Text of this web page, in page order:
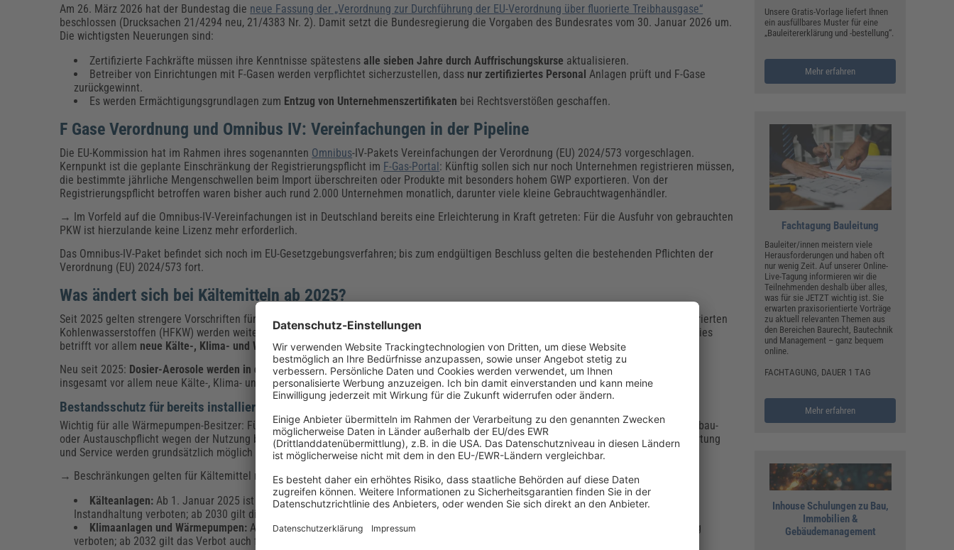
Am 26. März 2026 hat der Bundestag die neue Fassung der „Verordnung zur Durchführung der EU-Verordnung über fluorierte Treibhausgase“
beschlossen (Drucksachen 21/4294 neu, 21/4383 Nr. 2). Damit setzt die Bundesregierung die Vorgaben des Bundesrates vom 30. Januar 2026 um.
Die wichtigsten Neuerungen sind:
Zertifizierte Fachkräfte müssen ihre Kenntnisse spätestensalle sieben Jahre durch Auffrischungskurse aktualisieren.
Betreiber von Einrichtungen mit F-Gasen werden verpflichtet sicherzustellen, dass nur zertifiziertes Personal Anlagen prüft und F-Gase
zurückgewinnt.
Es werden Ermächtigungsgrundlagen zum Entzug von Unternehmenszertifikaten bei Rechtsverstößen geschaffen.
F Gase Verordnung und Omnibus IV: Vereinfachungen in der Pipeline
Die EU-Kommission hat im Rahmen ihres sogenannten Omnibus-IV-Pakets Vereinfachungen der Verordnung (EU) 2024/573 vorgeschlagen.
Kernpunkt ist die geplante Einschränkung der Registrierungspflicht im F-Gas-Portal : Künftig sollen sich nur noch Unternehmen registrieren müssen,
die bestimmte jährliche Mengenschwellen beim Import überschreiten oder Produkte mit besonders hohem GWP exportieren. Von der
Registrierungspflicht betroffen waren bisher auch rund 2.000 Unternehmen monatlich, darunter viele kleine Gebrauchtwagenhändler.
→ Im Vorfeld auf die Omnibus-IV-Vereinfachungen ist in Deutschland bereits eine Erleichterung in Kraft getreten: Für die Ausfuhr von gebrauchten
PKW ist hierzulande keine Lizenz mehr erforderlich.
Das Omnibus-IV-Paket befindet sich noch im EU-Gesetzgebungsverfahren; bis zum endgültigen Beschluss gelten die bestehenden Pflichten der
Verordnung (EU) 2024/573 fort.
Was ändert sich bei Kältemitteln ab 2025?
Seit 2025 gelten strengere Vorschriften für Kältemittel mit hohem Treibhauspotenzial (GWP). Die am Markt verfügbaren Mengen an teilfluorierten
Kohlenwasserstoffen (HFKW) werden weiter reduziert, und einige Kältemittel mit besonders hohem GWP sind in neuen Anlagen verboten. Dies
betrifft vor allem neue Kälte-, Klima- und Wärmepumpenanlagen.
Neu seit 2025: Dosier-Aerosole werden in das HFKW-Quotensystem einbezogen, was die Verfügbarkeit zusätzlich verknappt. Dies betrifft
insgesamt vor allem neue Kälte-, Klima- und Wärmepumpenanlagen.
Bestandsschutz für bereits installierte Wärmepumpen
Wichtig für alle Wärmepumpen-Besitzer: Für bereits installierte Anlagen wird es laut veröffentlichtem Text Bestandsschutz geben. Eine Ausbau-
oder Austauschpflicht wegen der Nutzung bestimmter Kältemittel wird es im Zuge der neuen F-Gas Verordnung 2024 nicht geben. Auch Wartung
und Service werden grundsätzlich möglich bleiben.
→ Beschränkungen gelten für Kältemittel mit einem GWP von 2.500 oder mehr. Hier sind folgendegestaffelte Serviceverbote
Kälteanlagen: Ab 1. Januar 2025 ist der Einsatz von Frischware (nicht verwendetes Kältemittel) mit GWP ≥ 2.500 für Wartung und
Instandhaltung verboten; ab 2030 gilt dieses Verbot auch für recycelte Kältemittel mit GWP ≥ 2.500.
Klimaanlagen und Wärmepumpen:Ab 1. Januar 2026 ist der Einsatz von Frischware mit GWP ≥ 2.500 für Wartung und Instandhaltung
verboten; ab 2032 gilt das Verbot auch für recycelte Kältemittel mit GWP ≥ 2.500.
Unsere Gratis-Vorlage liefert Ihnen
ein ausfüllbares Muster für eine
„Bauleitererklärung und -bestellung“.
Mehr erfahren
Fachtagung Bauleitung
Bauleiter/innen meistern viele
Herausforderungen und haben oft
nur wenig Zeit. Auf unserer Online-
Live-Tagung informieren wir die
Teilnehmenden deshalb über alles,
was für sie JETZT wichtig ist. Sie
erwarten praxisorientierte Vorträge
zu aktuell relevanten Themen aus
den Bereichen Baurecht, Bautechnik
und Management – ganz bequem
online.
FACHTAGUNG, DAUER 1 TAG
Mehr erfahren
Inhouse Schulungen zu Bau,
Immobilien &
Gebäudemanagement